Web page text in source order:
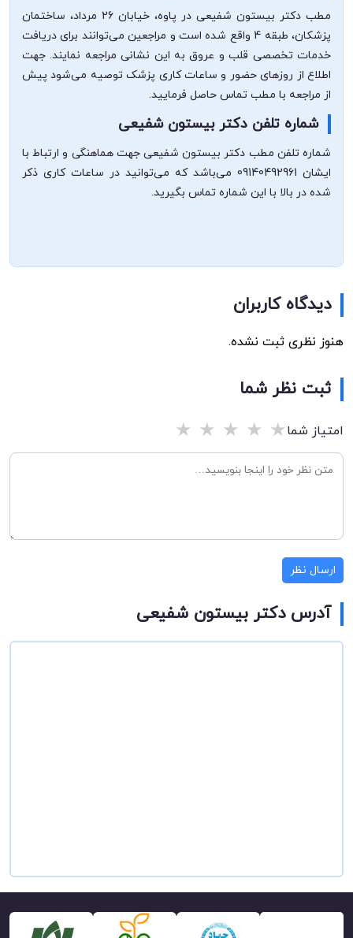
مطب دکتر بیستون شفیعی در پاوه، خیابان 26 مرداد، ساختمان
پزشکان، طبقه 4 واقع شده است و مراجعین می‌توانند برای دریافت
خدمات تخصصی قلب و عروق به این نشانی مراجعه نمایند. جهت
اطلاع از روزهای حضور و ساعات کاری پزشک توصیه می‌شود پیش
از مراجعه با مطب تماس حاصل فرمایید.
شماره تلفن دکتر بیستون شفیعی
شماره تلفن مطب دکتر بیستون شفیعی جهت هماهنگی و ارتباط با
ایشان 09140492961 می‌باشد که می‌توانید در ساعات کاری ذکر
شده در بالا با این شماره تماس بگیرید.
دیدگاه کاربران
هنوز نظری ثبت نشده.
ثبت نظر شما
امتیاز شما★
★
★
★
★
ارسال نظر
آدرس دکتر بیستون شفیعی